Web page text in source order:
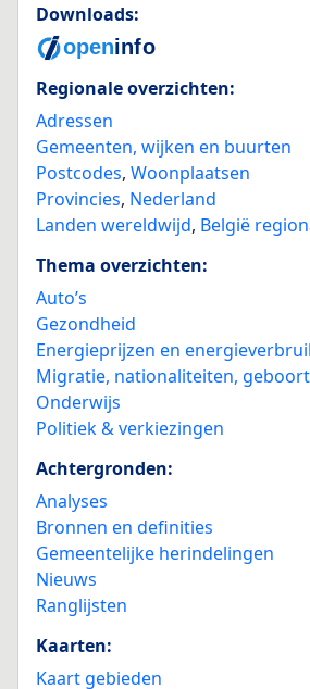
Downloads:
Regionale overzichten:
Adressen
Gemeenten, wijken en buurten
Postcodes, Woonplaatsen
Provincies, Nederland
Landen wereldwijd, België
Thema overzichten:
Auto’s
Gezondheid
Energieprijzen en
Migratie, nationaliteiten,
Onderwijs
Politiek & verkiezingen
Achtergronden:
Analyses
Bronnen en definities
Gemeentelijke herindelingen
Nieuws
Ranglijsten
Kaarten:
Kaart gebieden